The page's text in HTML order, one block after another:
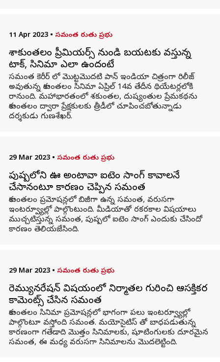
11 Apr 2023 • సమంత రుతు ప్రభు
శాకుంతలం ప్రీమియర్స్ నుండి బయటకు వస్తున్న
టాక్, సినిమా ఎలా ఉందంటే
సమంత కెరీర్ లో మొట్టమొదటి పాన్ ఇండియా చిత్రంగా రిలీజ్
అవుతున్న శాకుంతలం సినిమా ఏప్రిల్ 14వ తేదీన థియేటర్లలోకి
రానుంది. మహాభారతంలో శకుంతల, దుష్యంతుల ప్రేమకథను
శాకుంతలం ద్వారా ప్రేక్షకులకు త్రీడీలో చూపించబోతున్నాడు
దర్శకుడు గుణశేఖర్.
29 Mar 2023 • సమంత రుతు ప్రభు
పుష్పలోని ఊ అంటావా ఐటెం సాంగ్ కావాలనే
చేసానంటూ కారణం చెప్పిన సమంత
శాకుంతలం ప్రమోషన్లలో బిజీగా ఉన్న సమంత, వరుసగా
ఇంటర్వ్యూల్లో పాల్గొంటుంది. మీడియాతో రకరకాల విషయాలు
ముచ్చటిస్తున్న సమంత, పుష్పలో ఐటెం సాంగ్ ఎందుకు చేసిందో
కారణం తెలియజేసింది.
29 Mar 2023 • సమంత రుతు ప్రభు
రెమ్యునరేషన్ విషయంలో నిర్మాతల గురించి ఆసక్తికర
కామెంట్స్ చేసిన సమంత
శాకుంతలం సినిమా ప్రమోషన్లలో భాగంగా పలు ఇంటర్వ్యూల్లో
పాల్గొంటూ వస్తోంది సమంత. మయోసైటిస్ తో బాధపడుతున్న
కారణంగా గతేడాది మొత్తం సినిమాలకు, షూటింగులకు దూరమైన
సమంత, ఈ మధ్య వరుసగా సినిమాలను మొదలెట్టింది.